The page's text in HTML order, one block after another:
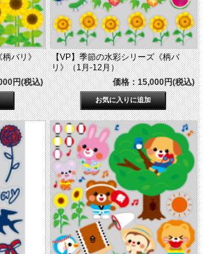
柄バリ》
円(税込)
【VP】季節の水彩シリーズ《柄バ
リ》（1月-12月）
価格：15,000円(税込)